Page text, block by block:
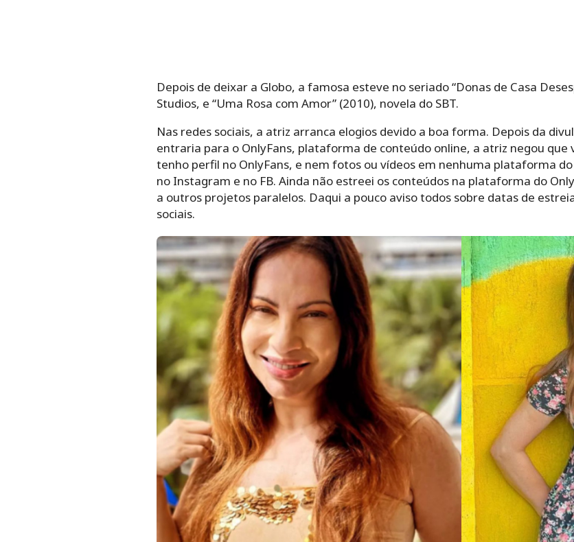
Depois de deixar a Globo, a famosa esteve no seriado “Donas de Casa
Studios, e “Uma Rosa com Amor” (2010), novela do SBT.
Nas redes sociais, a atriz arranca elogios devido a boa forma. Depois da
entraria para o OnlyFans, plataforma de conteúdo online, a atriz negou que
tenho perfil no OnlyFans, e nem fotos ou vídeos em nenhuma plataforma
no Instagram e no FB. Ainda não estreei os conteúdos na plataforma do
a outros projetos paralelos. Daqui a pouco aviso todos sobre datas de
sociais.